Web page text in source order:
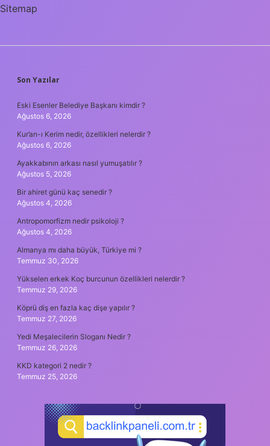
Sitemap
SIDEBAR
Son Yazılar
Eski Esenler Belediye Başkanı kimdir ?
Ağustos 6, 2026
Kur’an-ı Kerim nedir, özellikleri nelerdir ?
Ağustos 6, 2026
Ayakkabının arkası nasıl yumuşatılır ?
Ağustos 5, 2026
Bir ahiret günü kaç senedir ?
Ağustos 4, 2026
Antropomorfizm nedir psikoloji ?
Ağustos 4, 2026
Almanya mı daha büyük, Türkiye mi ?
Temmuz 30, 2026
Yükselen erkek Koç burcunun özellikleri nelerdir ?
Temmuz 29, 2026
Köprü diş en fazla kaç dişe yapılır ?
Temmuz 27, 2026
Yedi Meşalecilerin Sloganı Nedir ?
Temmuz 26, 2026
KKD kategori 2 nedir ?
Temmuz 25, 2026